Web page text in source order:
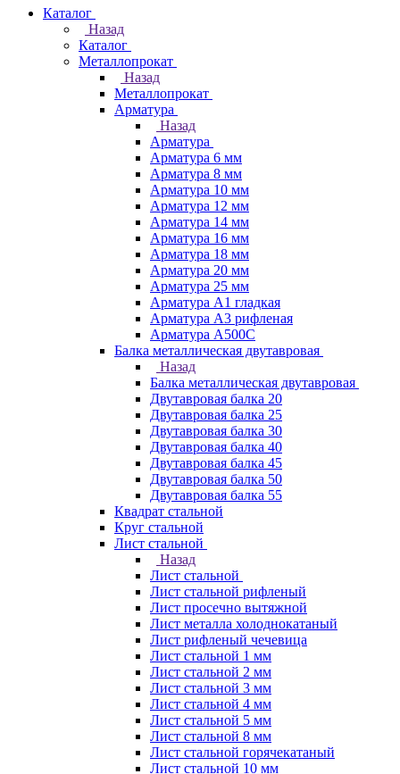
Каталог
Назад
Каталог
Металлопрокат
Назад
Металлопрокат
Арматура
Назад
Арматура
Арматура 6 мм
Арматура 8 мм
Арматура 10 мм
Арматура 12 мм
Арматура 14 мм
Арматура 16 мм
Арматура 18 мм
Арматура 20 мм
Арматура 25 мм
Арматура А1 гладкая
Арматура А3 рифленая
Арматура А500С
Балка металлическая двутавровая
Назад
Балка металлическая двутавровая
Двутавровая балка 20
Двутавровая балка 25
Двутавровая балка 30
Двутавровая балка 40
Двутавровая балка 45
Двутавровая балка 50
Двутавровая балка 55
Квадрат стальной
Круг стальной
Лист стальной
Назад
Лист стальной
Лист стальной рифленый
Лист просечно вытяжной
Лист металла холоднокатаный
Лист рифленый чечевица
Лист стальной 1 мм
Лист стальной 2 мм
Лист стальной 3 мм
Лист стальной 4 мм
Лист стальной 5 мм
Лист стальной 8 мм
Лист стальной горячекатаный
Лист стальной 10 мм